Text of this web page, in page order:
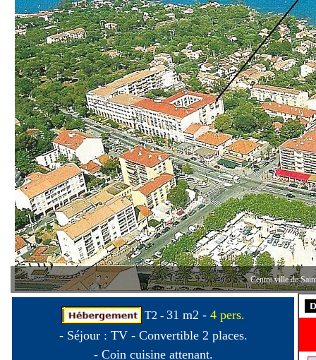
T2 - 31 m2 - 4 pers.
- Séjour : TV - Convertible 2 places.
- Coin cuisine attenant.